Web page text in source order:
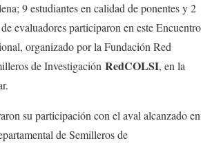
9 estudiantes en calidad de ponentes y 2
evaluadores participaron en este Encuentro
organizado por la Fundación Red
de Investigación RedCOLSI, en la
su participación con el aval alcanzado en
de Semilleros de